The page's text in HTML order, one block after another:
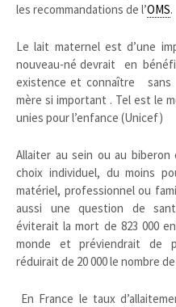
les recommandations de l’OMS.
Le lait maternel est d’une
nouveau-né devrait en
existence et connaître
mère si important . Tel est le
unies pour l’enfance (Unicef)
Allaiter au sein ou au
choix individuel, du moins
matériel, professionnel ou
aussi une question de
éviterait la mort de 823 000
monde et préviendrait de
réduirait de 20 000 le nombre
En France le taux